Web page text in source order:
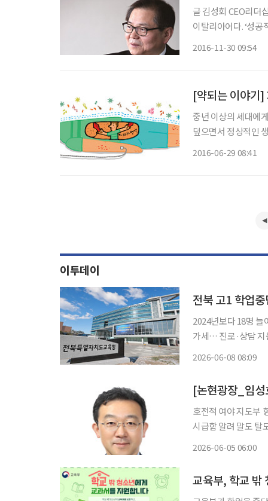
글 김성회 CEO리더십연구소 소장 ‘브라보’는 ‘잘한다’,
이탈리아어다. ‘성공
2016-11-30 09:54
[약되는 이야기]
중년 이상의 세대에
덮으면서 정상적인
2016-06-29 08:41
이투데이
전북 고1 학업
2024년보다 18명
가세… 진로·상담 지원 강화 필요 전북지역 일반고 1학
2026-06-08 08:09
[논현광장_임
호전적 여야 지도부
시급함 알려 말도 탈도 많았던 6·3 지방선거가 여러 사람을 반성하게 하며 끝났다. 우선, 심판
2026-06-05 06:00
교육부, 학교